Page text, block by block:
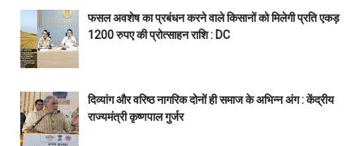
फसल अवशेष का प्रबंधन करने वाले किसानों को मिलेगी प्रति एकड़
1200 रुपए की प्रोत्साहन राशि : DC
दिव्यांग और वरिष्ठ नागरिक दोनों ही समाज के अभिन्न अंग : केंद्रीय
राज्यमंत्री कृष्णपाल गुर्जर